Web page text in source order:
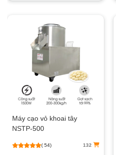
Máy cạo vỏ khoai tây
NSTP-500
( 54) 132